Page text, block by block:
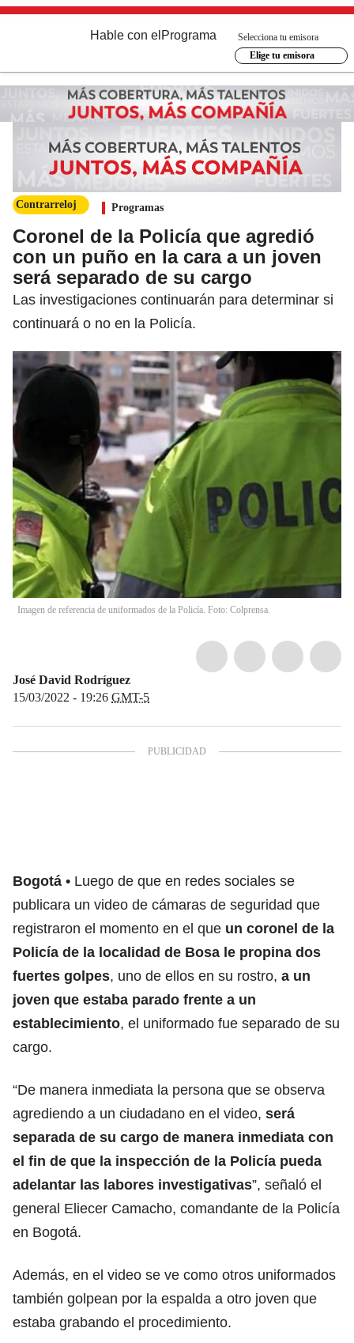
Hable con el Programa
Selecciona tu emisora
Elige tu emisora
Contrarreloj Programas
Coronel de la Policía que agredió
con un puño en la cara a un joven
será separado de su cargo
Las investigaciones continuarán para determinar si
continuará o no en la Policía.
Imagen de referencia de uniformados de la Policía. Foto: Colprensa.
José David Rodríguez
15/03/2022 - 19:26 GMT-5
Bogotá
Luego de que en redes sociales se
publicara un video de cámaras de seguridad que
registraron el momento en el que un coronel de la
Policía de la localidad de Bosa le propina dos
fuertes golpes, uno de ellos en su rostro, a un
joven que estaba parado frente a un
establecimiento, el uniformado fue separado de su
cargo.
“De manera inmediata la persona que se observa
agrediendo a un ciudadano en el video, será
separada de su cargo de manera inmediata con
el fin de que la inspección de la Policía pueda
adelantar las labores investigativas”, señaló el
general Eliecer Camacho, comandante de la Policía
en Bogotá.
Además, en el video se ve como otros uniformados
también golpean por la espalda a otro joven que
estaba grabando el procedimiento.